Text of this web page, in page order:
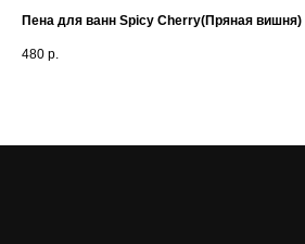
Пена для ванн Spicy Cherry(Пряная вишня)
480 р.